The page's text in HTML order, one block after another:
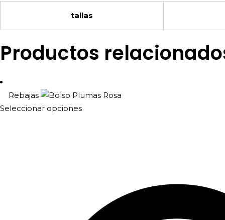
tallas
Productos
Rebajas
Seleccionar opcionesEste
pueden